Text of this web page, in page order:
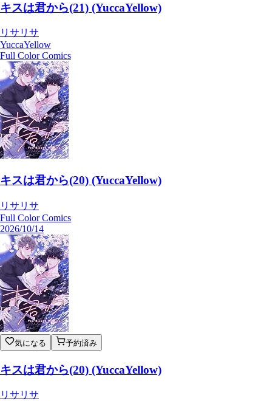
キスは君から(21) (YuccaYellow)
リサリサ
YuccaYellow
Full Color Comics
キスは君から(20) (YuccaYellow)
リサリサ
Full Color Comics
2026/10/14
気になる 予約済み
キスは君から(20) (YuccaYellow)
リサリサ